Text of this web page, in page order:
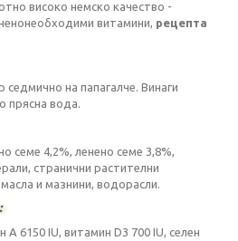
високо немско качество -
витамини, рецепта
на папагалче. Винаги
прясна вода.
семе 4,2%, ленено семе 3,8%,
странични растителни
и мазнини, водорасли.
A 6150 IU, витамин D3 700 IU, селен